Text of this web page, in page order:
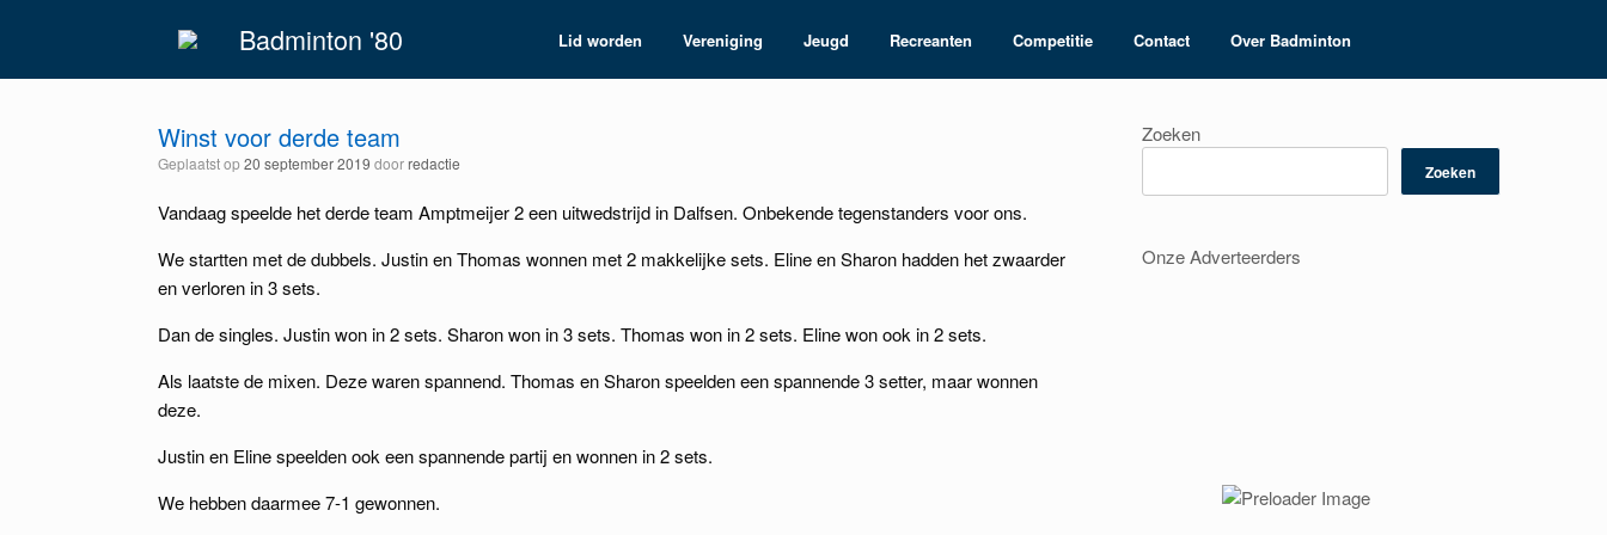
Badminton '80 Lid worden Vereniging Jeugd Recreanten Competitie Contact Over Badminton
Winst voor derde team
Geplaatst op20 september 2019 doorredactie
Vandaag speelde het derde team Amptmeijer 2 een uitwedstrijd in Dalfsen. Onbekende tegenstanders voor ons.
We startten met de dubbels. Justin en Thomas wonnen met 2 makkelijke sets. Eline en Sharon hadden het zwaarder
en verloren in 3 sets.
Dan de singles. Justin won in 2 sets. Sharon won in 3 sets. Thomas won in 2 sets. Eline won ook in 2 sets.
Als laatste de mixen. Deze waren spannend. Thomas en Sharon speelden een spannende 3 setter, maar wonnen
deze.
Justin en Eline speelden ook een spannende partij en wonnen in 2 sets.
We hebben daarmee 7-1 gewonnen.
Zoeken
Zoeken
Onze Adverteerders